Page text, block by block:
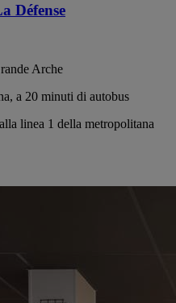
Défense
Arche
a 20 minuti di autobus
linea 1 della metropolitana